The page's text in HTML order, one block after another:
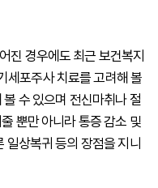
진 경우에도 최근 보건복지
세포주사 치료를 고려해 볼
수 있으며 전신마취나 절
뿐만 아니라 통증 감소 및
일상복귀 등의 장점을 지니